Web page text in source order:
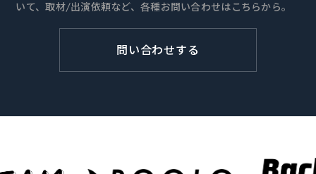
いて、取材/出演依頼など、各種お問い合わせはこちらから。
問い合わせする